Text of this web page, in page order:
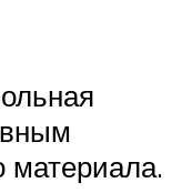
материала.